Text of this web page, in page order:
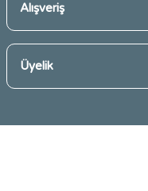
Alışveriş
Üyelik